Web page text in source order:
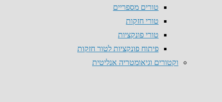
טורים מספריים
טורי חזקות
טורי פונקציות
פיתוח פונקציות לטור חזקות
וקטורים וגיאומטריה אנליטית